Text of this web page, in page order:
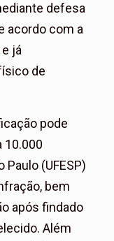
defesa
acordo com a
já
de
pode
10.000
Paulo (UFESP)
bem
após findado
Além